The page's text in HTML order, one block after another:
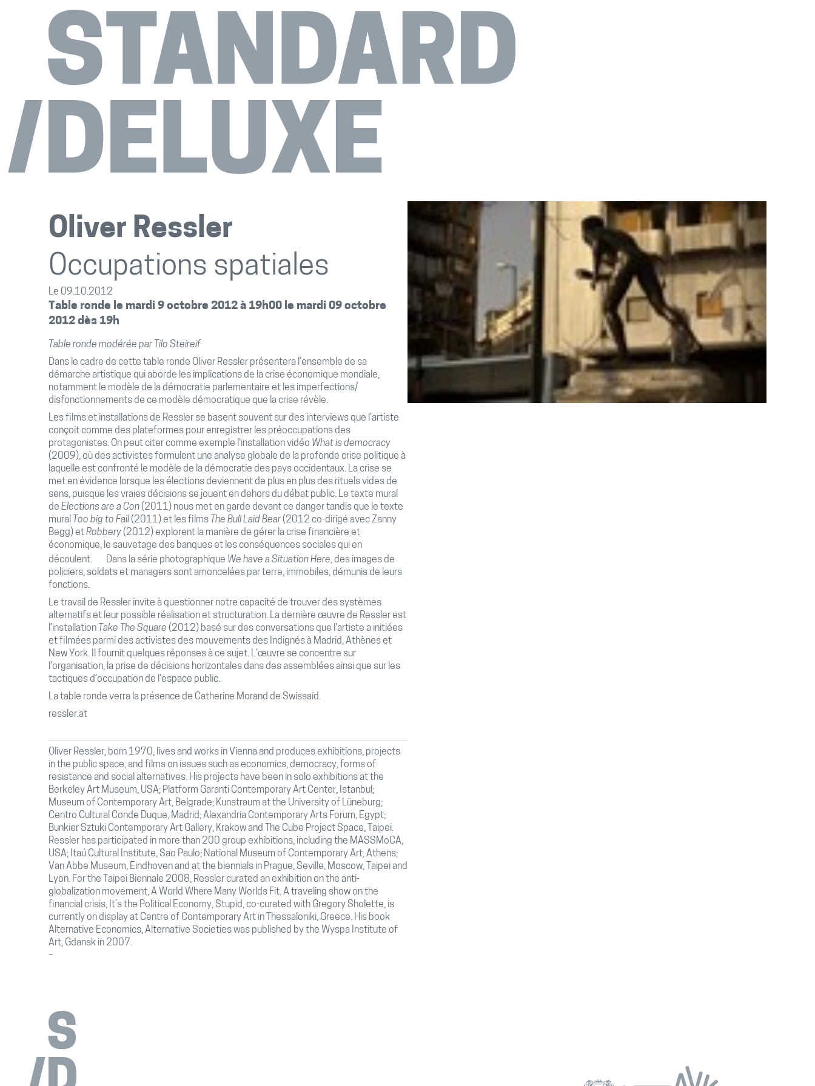
Oliver Ressler
Occupations spatiales
Le 09.10.2012
Table ronde le mardi 9 octobre 2012 à 19h00 le mardi 09 octobre
2012 dès 19h
Table ronde modérée par Tilo Steireif
Dans le cadre de cette table ronde Oliver Ressler présentera l’ensemble de sa
démarche artistique qui aborde les implications de la crise économique mondiale,
notamment le modèle de la démocratie parlementaire et les imperfections/
disfonctionnements de ce modèle démocratique que la crise révèle.
Les films et installations de Ressler se basent souvent sur des interviews que l'artiste
conçoit comme des plateformes pour enregistrer les préoccupations des
protagonistes. On peut citer comme exemple l'installation vidéo What is democracy
(2009), où des activistes formulent une analyse globale de la profonde crise politique à
laquelle est confronté le modèle de la démocratie des pays occidentaux. La crise se
met en évidence lorsque les élections deviennent de plus en plus des rituels vides de
sens, puisque les vraies décisions se jouent en dehors du débat public. Le texte mural
de Elections are a Con(2011) nous met en garde devant ce danger tandis que le texte
mural Too big to Fail(2011) et les films The Bull Laid Bear(2012 co-dirigé avec Zanny
Begg) etRobbery(2012) explorent la manière de gérer la crise financière et
économique, le sauvetage des banques et les conséquences sociales qui en
découlent. Dans la série photographique We have a Situation Here, des images de
policiers, soldats et managers sont amoncelées par terre, immobiles, démunis de leurs
fonctions.
Le travail de Ressler invite à questionner notre capacité de trouver des systèmes
alternatifs et leur possible réalisation et structuration. La dernière œuvre de Ressler est
l’installation Take The Square (2012) basé sur des conversations que l'artiste a initiées
et filmées parmi des activistes des mouvements des Indignés à Madrid, Athènes et
New York. Il fournit quelques réponses à ce sujet. L'œuvre se concentre sur
l'organisation, la prise de décisions horizontales dans des assemblées ainsi que sur les
tactiques d’occupation de l’espace public.
La table ronde verra la présence de Catherine Morand de Swissaid.
ressler.at
Oliver Ressler, born 1970, lives and works in Vienna and produces exhibitions, projects
in the public space, and films on issues such as economics, democracy, forms of
resistance and social alternatives. His projects have been in solo exhibitions at the
Berkeley Art Museum, USA; Platform Garanti Contemporary Art Center, Istanbul;
Museum of Contemporary Art, Belgrade; Kunstraum at the University of Lüneburg;
Centro Cultural Conde Duque, Madrid; Alexandria Contemporary Arts Forum, Egypt;
Bunkier Sztuki Contemporary Art Gallery, Krakow and The Cube Project Space, Taipei.
Ressler has participated in more than 200 group exhibitions, including the MASSMoCA,
USA; Itaú Cultural Institute, Sao Paulo; National Museum of Contemporary Art, Athens;
Van Abbe Museum, Eindhoven and at the biennials in Prague, Seville, Moscow, Taipei and
Lyon. For the Taipei Biennale 2008, Ressler curated an exhibition on the anti-
globalization movement, A World Where Many Worlds Fit. A traveling show on the
financial crisis, It’s the Political Economy, Stupid, co-curated with Gregory Sholette, is
currently on display at Centre of Contemporary Art in Thessaloniki, Greece. His book
Alternative Economics, Alternative Societies was published by the Wyspa Institute of
Art, Gdansk in 2007.